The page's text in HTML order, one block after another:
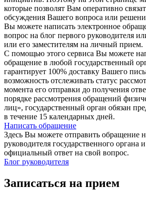
которые позволят Вам оперативно
обсуждения Вашего вопроса или
Вы можете написать электронное
вопрос на блог первого руководителя
или его заместителям на личный прием.
С помощью этого сервиса Вы можете
обращение в любой государственный
гарантирует 100% доставку Вашего
возможность отслеживать статус
момента его отправки до получения
порядке рассмотрения обращений
лиц», государственный орган обязан
в течение 15 календарных дней.
Написать обращение
Здесь Вы можете отправить обращение
руководителя государственного органа
официальный ответ на свой вопрос.
Блог руководителя
Записаться на прием